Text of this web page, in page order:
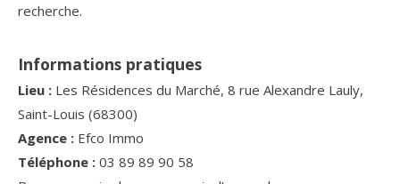
recherche.
Informations pratiques
Lieu : Les Résidences du Marché, 8 rue Alexandre Lauly,
Saint-Louis (68300)
Agence : Efco Immo
Téléphone : 03 89 89 90 58